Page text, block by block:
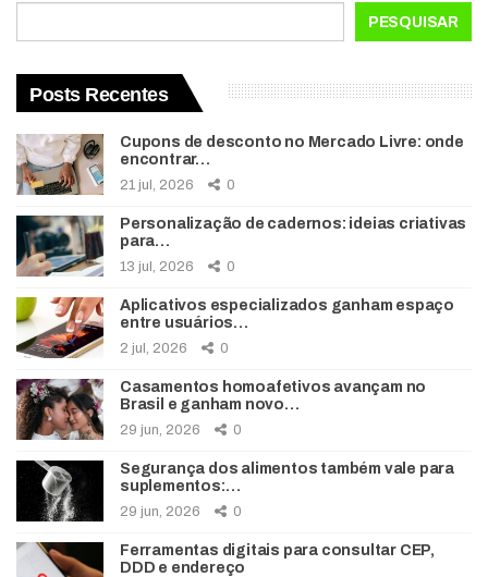
PESQUISAR
Posts Recentes
Cupons de desconto no Mercado Livre: onde
encontrar…
21 jul, 2026 0
Personalização de cadernos: ideias criativas
para…
13 jul, 2026 0
Aplicativos especializados ganham espaço
entre usuários…
2 jul, 2026 0
Casamentos homoafetivos avançam no
Brasil e ganham novo…
29 jun, 2026 0
Segurança dos alimentos também vale para
suplementos:…
29 jun, 2026 0
Ferramentas digitais para consultar CEP,
DDD e endereço